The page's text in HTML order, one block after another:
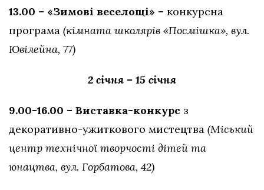
13.00 – «Зимові веселощі» – конкурсна
програма (кімната школярів «Посмішка», вул.
Ювілейна, 77)
2 січня – 15 січня
9.00-16.00 – Виставка-конкурс з
декоративно-ужиткового мистецтва (Міський
центр технічної творчості дітей та
юнацтва, вул. Горбатова, 42)